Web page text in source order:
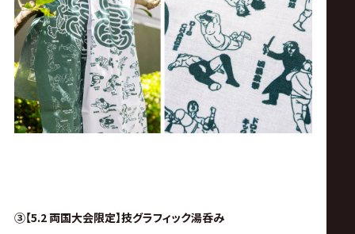
③【5.2 両国大会限定】技グラフィック湯呑み